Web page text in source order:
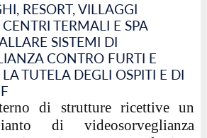
RESORT, VILLAGGI
TERMALI E SPA
SISTEMI DI
CONTRO FURTI E
TUTELA DEGLI OSPITI E DI
di strutture ricettive un
di videosorveglianza